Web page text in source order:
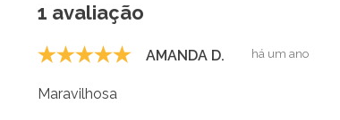
1 avaliação
AMANDA D. há um ano
Maravilhosa